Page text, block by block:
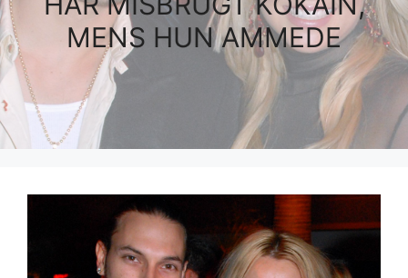
MENS HUN AMMEDE